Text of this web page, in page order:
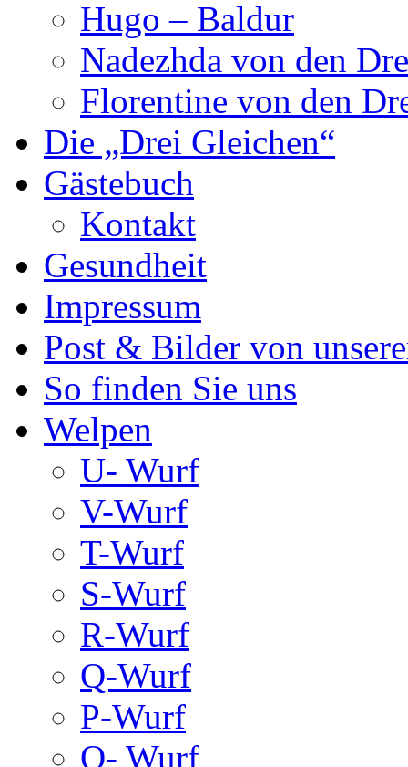
Hugo – Baldur
Nadezhda von den
Florentine von den
Die „Drei Gleichen“
Gästebuch
Kontakt
Gesundheit
Impressum
Post & Bilder von
So finden Sie uns
Welpen
U- Wurf
V-Wurf
T-Wurf
S-Wurf
R-Wurf
Q-Wurf
P-Wurf
O- Wurf